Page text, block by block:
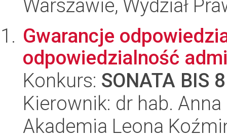
Warszawie, Wydział
Gwarancje
odpowiedzialność
Konkurs: SONATA BIS 8
Kierownik: dr hab. Anna
Akademia Leona